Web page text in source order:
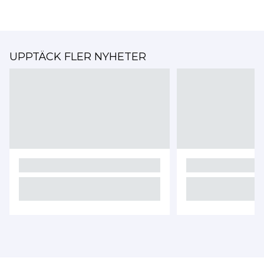
UPPTÄCK FLER NYHETER